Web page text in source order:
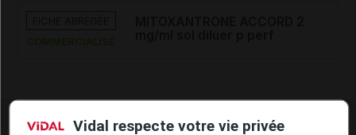
Vidal respecte votre vie privée